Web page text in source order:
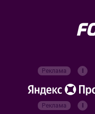
Реклама
Реклама